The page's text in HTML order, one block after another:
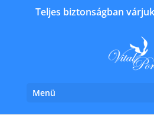
Teljes biztonságban
Menü